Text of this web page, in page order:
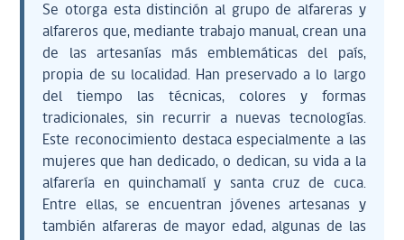
Se otorga esta distinción al grupo de alfareras y
alfareros que, mediante trabajo manual, crean una
de las artesanías más emblemáticas del país,
propia de su localidad. Han preservado a lo largo
del tiempo las técnicas, colores y formas
tradicionales, sin recurrir a nuevas tecnologías.
Este reconocimiento destaca especialmente a las
mujeres que han dedicado, o dedican, su vida a la
alfarería en quinchamalí y santa cruz de cuca.
Entre ellas, se encuentran jóvenes artesanas y
también alfareras de mayor edad, algunas de las